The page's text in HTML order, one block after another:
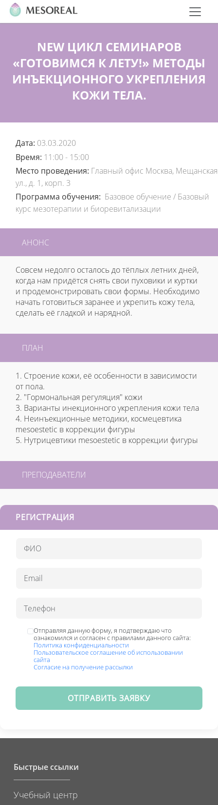
NEW ЦИКЛ СЕМИНАРОВ
«ГОТОВИМСЯ К ЛЕТУ!» МЕТОДЫ
ИНЪЕКЦИОННОГО УКРЕПЛЕНИЯ
КОЖИ ТЕЛА.
Дата: 03.03.2020
Время: 11:00 - 15:00
Место проведения: Главный офис Москва, Мещанская
ул., д. 1, корп. 3
Программа обучения: Базовое обучение / Базовый
курс мезотерапии и биоревитализации
АНОНС
Совсем недолго осталось до тёплых летних дней,
когда нам придётся снять свои пуховики и куртки
и продемонстрировать свои формы. Необходимо
начать готовиться заранее и укрепить кожу тела,
сделать её гладкой и нарядной.
ПЛАН
1. Строение кожи, её особенности в зависимости
от пола.
2. "Гормональная регуляция" кожи
3. Варианты инекционного укрепления кожи тела
4. Неинъекционные методики, космецевтика
mesoestetic в коррекции фигуры
5. Нутрицевтики mesoestetic в коррекции фигуры
ПРЕПОДАВАТЕЛИ
РЕГИСТРАЦИЯ
Отправляя данную форму, я подтверждаю что
ознакомился и согласен с правилами данного сайта:
Политика конфиденциальности
Пользовательское соглашение об использовании
сайта
Согласие на получение рассылки
ОТПРАВИТЬ ЗАЯВКУ
Быстрые ссылки
Учебный центр